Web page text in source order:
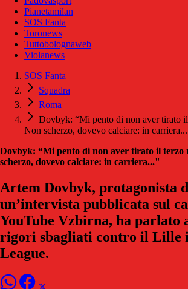
Pianetamilan
SOS Fanta
Toronews
Tuttobolognaweb
Violanews
SOS Fanta
Squadra
Roma
Dovbyk: “Mi pento di non aver tirato
Non scherzo, dovevo calciare: in
Dovbyk: “Mi pento di non aver tirato il terzo
scherzo, dovevo calciare: in carriera..."
Artem Dovbyk, protagonista
un’intervista pubblicata sul
YouTube Vzbirna, ha parlato
rigori sbagliati contro il Lille
League.